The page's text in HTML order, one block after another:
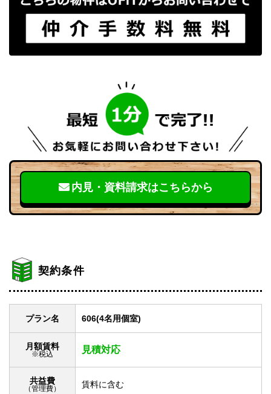
内見・資料請求はこちらから
契約条件
プラン名 606(4名用個室)
月額賃料
※税込 見積対応
共益費
（管理費） 賃料に含む